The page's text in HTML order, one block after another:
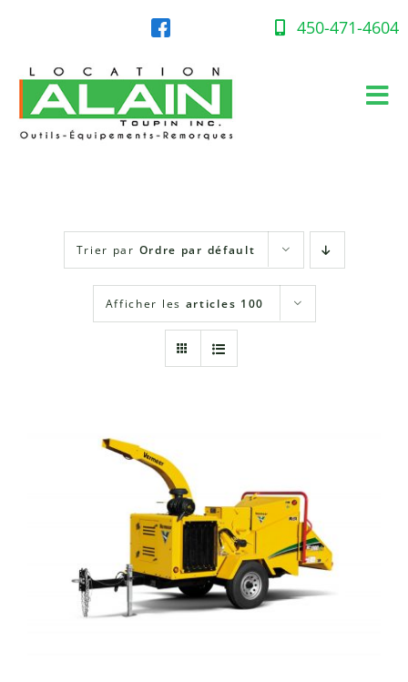
450-471-4604
Gaz propane
Succursales
Trier par Ordre par défault
Afficher les articles 100
DÉTAILS